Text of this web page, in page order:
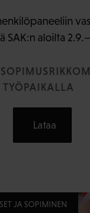
SAK:n aloilta
TYÖPAIKALLA
Lataa
JA SOPIMINEN